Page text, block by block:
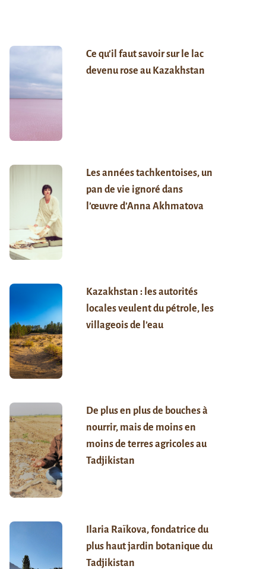
Ce qu’il faut savoir sur le lac
devenu rose au Kazakhstan
Les années tachkentoises, un
pan de vie ignoré dans
l’œuvre d’Anna Akhmatova
Kazakhstan : les autorités
locales veulent du pétrole, les
villageois de l’eau
De plus en plus de bouches à
nourrir, mais de moins en
moins de terres agricoles au
Tadjikistan
Ilaria Raïkova, fondatrice du
plus haut jardin botanique du
Tadjikistan